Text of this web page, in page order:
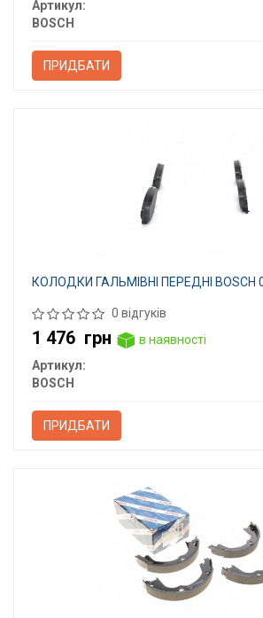
Артикул:
BOSCH
ПРИДБАТИ
КОЛОДКИ ГАЛЬМІВНІ ПЕРЕДНІ BOSCH
0 відгуків
1 476 грн
в наявності
Артикул:
BOSCH
ПРИДБАТИ